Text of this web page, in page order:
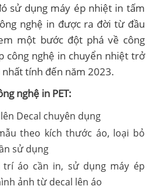
sử dụng máy ép nhiệt in tấm
nghệ in được ra đời từ đầu
một bước đột phá về công
công nghệ in chuyển nhiệt trở
tính đến năm 2023.
nghệ in PET:
Decal chuyên dụng
theo kích thước áo, loại bỏ
sử dụng
áo cần in, sử dụng máy ép
ảnh từ decal lên áo